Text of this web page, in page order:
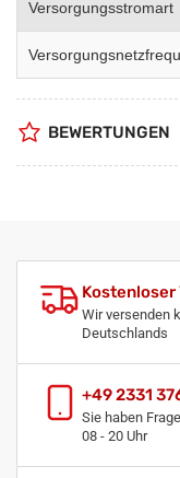
Versorgungsstromart
BEWERTUNGEN
Kostenloser
Wir versenden
Deutschlands
+49 2331
Sie haben
08 - 20 Uhr